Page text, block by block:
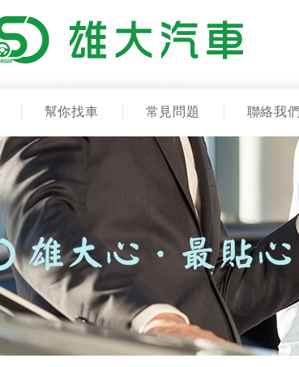
幫你找車 常見問題 聯絡我